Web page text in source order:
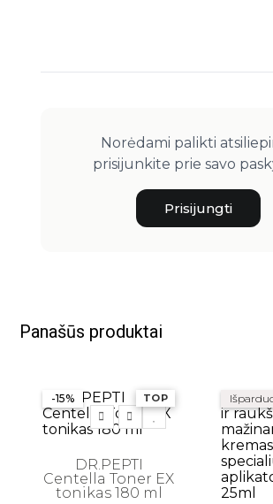
Norėdami palikti
prisijunkite prie savo
Prisijungti
Panašūs produktai
-15% TOP
DR.PEPTI
Centella Toner EX
tonikas 180 ml